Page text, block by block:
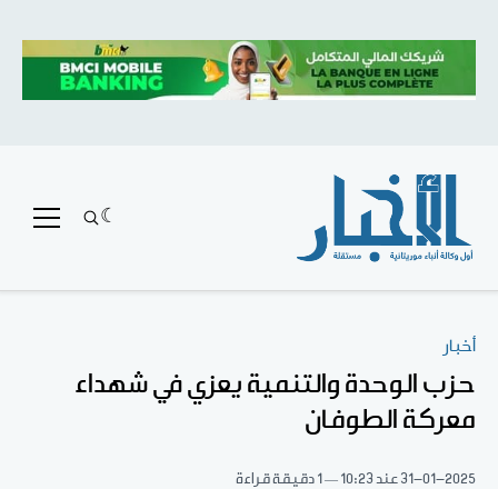
أخبار
حزب الوحدة والتنمية يعزي في شهداء
معركة الطوفان
31-01-2025 عند 10:23 1 دقيقة قراءة